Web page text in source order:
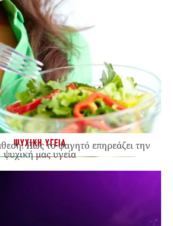
ΨΥΧΙΚΗ ΥΓΕΙΑ
Πώς το φαγητό επηρεάζει την
ψυχική μας υγεία